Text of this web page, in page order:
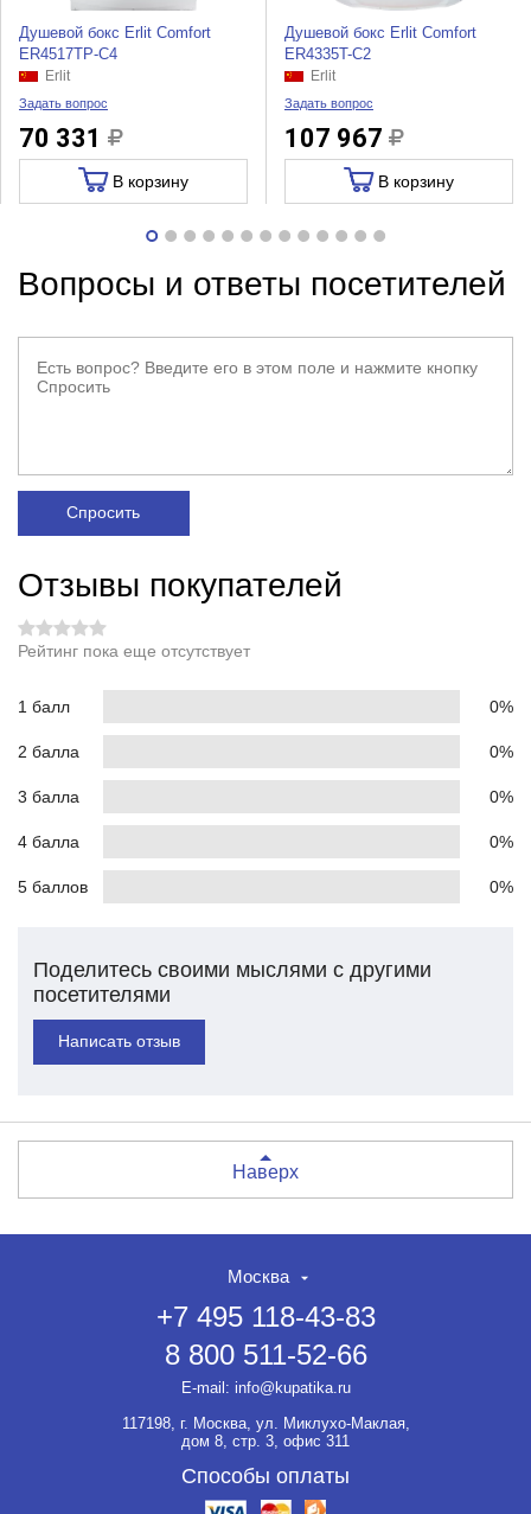
Душевой бокс Erlit Comfort
ER4517TP-C4
Erlit
Задать вопрос
70 331
В корзину
Душевой бокс Erlit Comfort
ER4335T-C2
Erlit
Задать вопрос
107 967
В корзину
Вопросы и ответы посетителей
Спросить
Отзывы покупателей
Рейтинг пока еще отсутствует
1 балл 0%
2 балла 0%
3 балла 0%
4 балла 0%
5 баллов 0%
Поделитесь своими мыслями с другими
посетителями
Написать отзыв
Наверх
Москва
+7 495 118-43-83
8 800 511-52-66
E-mail: info@kupatika.ru
117198, г. Москва, ул. Миклухо-Маклая,
дом 8, стр. 3, офис 311
Способы оплаты